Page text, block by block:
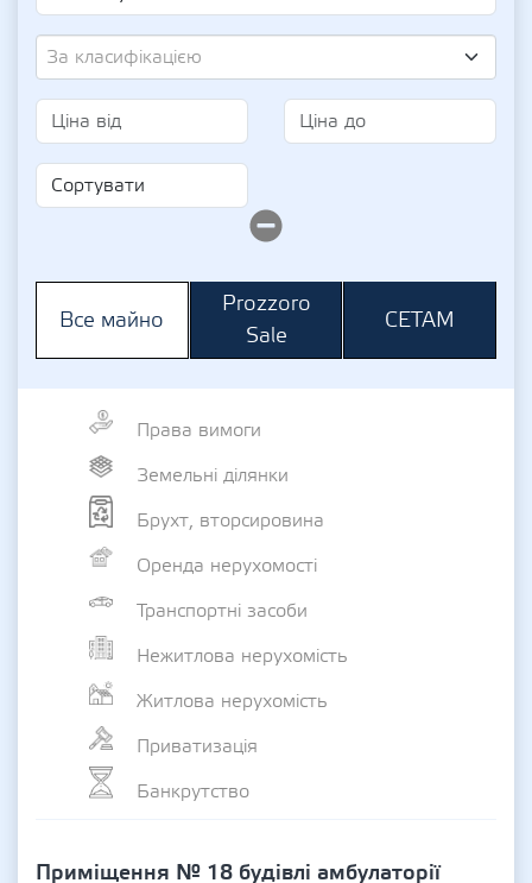
За класифікацією
Все майно
Prozzoro
Sale
СЕТАМ
Права вимоги
Земельні ділянки
Брухт, вторсировина
Оренда нерухомості
Транспортні засоби
Нежитлова нерухомість
Житлова нерухомість
Приватизація
Банкрутство
Приміщення № 18 будівлі амбулаторії